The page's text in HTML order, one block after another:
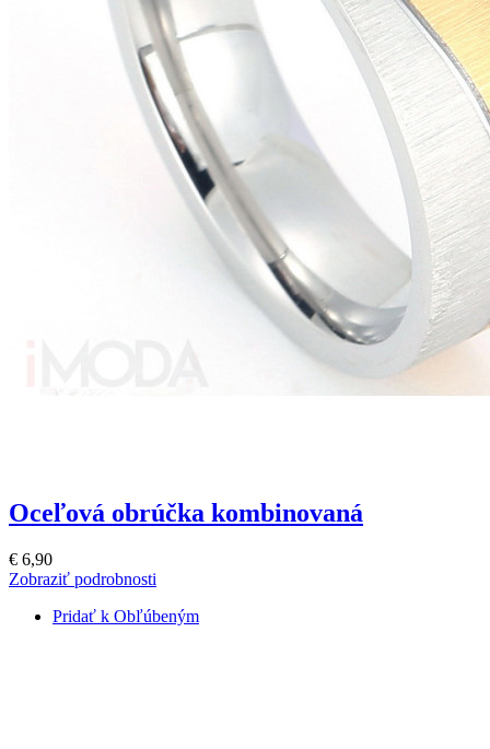
Oceľová obrúčka kombinovaná
€ 6,90
Zobraziť podrobnosti
Pridať k Obľúbeným